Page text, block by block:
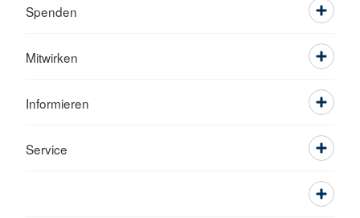
Spenden
Mitwirken
Informieren
Service